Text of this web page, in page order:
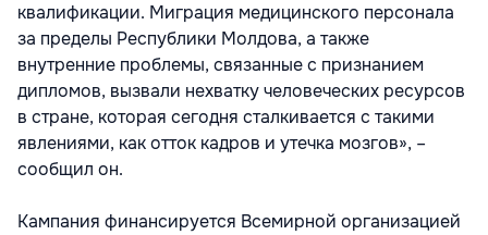
квалификации. Миграция медицинского персонала
за пределы Республики Молдова, а также
внутренние проблемы, связанные с признанием
дипломов, вызвали нехватку человеческих ресурсов
в стране, которая сегодня сталкивается с такими
явлениями, как отток кадров и утечка мозгов», –
сообщил он.
Кампания финансируется Всемирной организацией